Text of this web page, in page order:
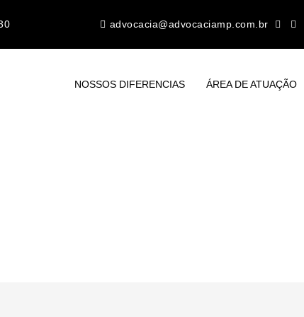
advocacia@advocaciamp.com.br
NOSSOS DIFERENCIAS ÁREA DE ATUAÇÃO